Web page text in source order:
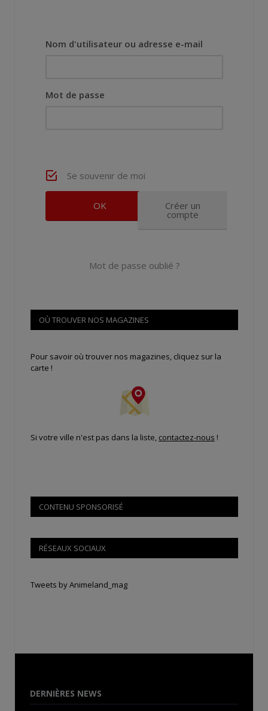
Nom d'utilisateur ou adresse e-mail
Mot de passe
Se souvenir de moi
Créer un
compte
Mot de passe oublié ?
OÙ TROUVER NOS MAGAZINES
Pour savoir où trouver nos magazines, cliquez sur la
carte !
Si votre ville n'est pas dans la liste, contactez-nous !
CONTENU SPONSORISÉ
RÉSEAUX SOCIAUX
Tweets by Animeland_mag
DERNIÈRES NEWS